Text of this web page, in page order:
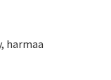
harmaa